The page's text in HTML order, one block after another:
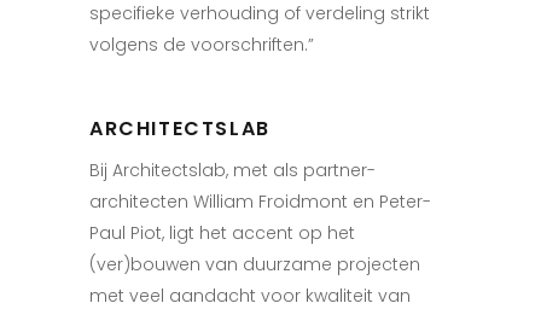
specifieke verhouding of verdeling strikt
volgens de voorschriften.”
ARCHITECTSLAB
Bij Architectslab, met als partner-
architecten William Froidmont en Peter-
Paul Piot, ligt het accent op het
(ver)bouwen van duurzame projecten
met veel aandacht voor kwaliteit van